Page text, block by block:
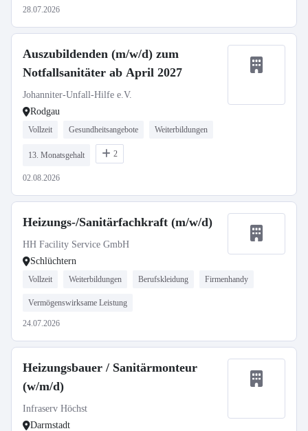
28.07.2026
Auszubildenden (m/w/d) zum
Notfallsanitäter ab April 2027
Johanniter-Unfall-Hilfe e.V.
Rodgau
Vollzeit Gesundheitsangebote Weiterbildungen
13. Monatsgehalt 2
02.08.2026
Heizungs-/Sanitärfachkraft (m/w/d)
HH Facility Service GmbH
Schlüchtern
Vollzeit Weiterbildungen Berufskleidung Firmenhandy
Vermögenswirksame Leistung
24.07.2026
Heizungsbauer / Sanitärmonteur
(w/m/d)
Infraserv Höchst
Darmstadt